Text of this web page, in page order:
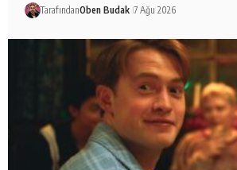
TarafındanOben Budak 7 Ağu 2026